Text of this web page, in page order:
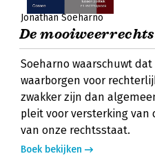
Jonathan Soeharno
De
Soeharno waarschuwt
waarborgen voor
zwakker zijn dan
pleit voor versterking
van onze rechtsstaat.
Boek bekijken